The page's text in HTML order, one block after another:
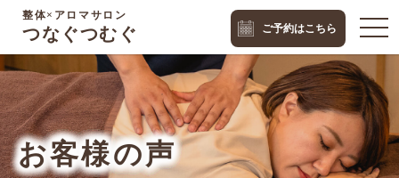
整体×アロマサロン
つなぐつむぐ ご予約はこちら
お客様の声